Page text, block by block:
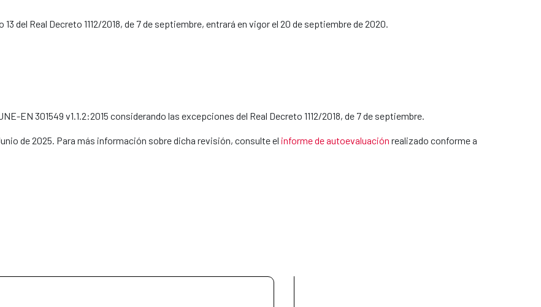
del Real Decreto 1112/2018, de 7 de septiembre, entrará en vigor el 20 de septiembre de 2020.
EN 301549 v1.1.2:2015 considerando las excepciones del Real Decreto 1112/2018, de 7 de septiembre.
de 2025. Para más información sobre dicha revisión, consulte el informe de autoevaluación realizado conforme a